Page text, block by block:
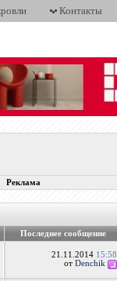
Контакты
Реклама
Последнее сообщение
21.11.2014 15:58
отDenchik